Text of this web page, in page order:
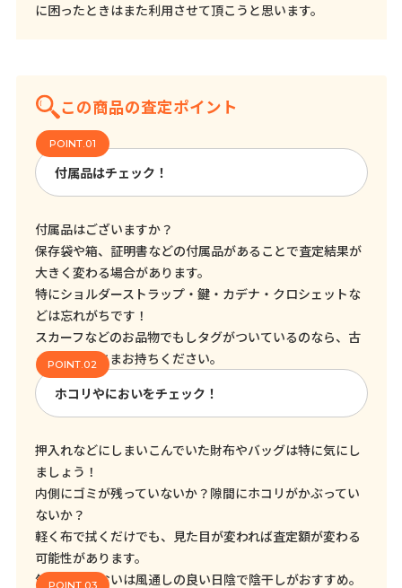
に困ったときはまた利用させて頂こうと思います。
この商品の査定ポイント
付属品はチェック！
付属品はございますか？
保存袋や箱、証明書などの付属品があることで査定結果が
大きく変わる場合があります。
特にショルダーストラップ・鍵・カデナ・クロシェットな
どは忘れがちです！
スカーフなどのお品物でもしタグがついているのなら、古
くてもそのままお持ちください。
ホコリやにおいをチェック！
押入れなどにしまいこんでいた財布やバッグは特に気にし
ましょう！
内側にゴミが残っていないか？隙間にホコリがかぶってい
ないか？
軽く布で拭くだけでも、見た目が変われば査定額が変わる
可能性があります。
気になるにおいは風通しの良い日陰で陰干しがおすすめ。